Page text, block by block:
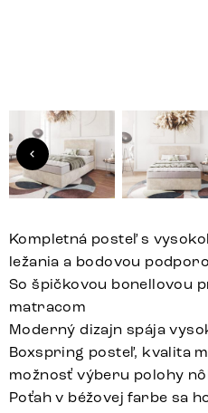
Kompletná posteľ s
ležania a bodovou
So špičkovou bonellovou
matracom
Moderný dizajn spája
Boxspring posteľ, kvalita
možnosť výberu polohy
Poťah v béžovej farbe sa